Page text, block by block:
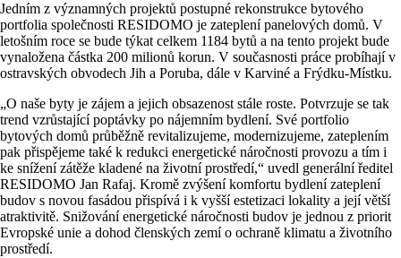
Jedním z významných projektů postupné rekonstrukce bytového
portfolia společnosti RESIDOMO je zateplení panelových domů. V
letošním roce se bude týkat celkem 1184 bytů a na tento projekt bude
vynaložena částka 200 milionů korun. V současnosti práce probíhají v
ostravských obvodech Jih a Poruba, dále v Karviné a Frýdku-Místku.
„O naše byty je zájem a jejich obsazenost stále roste. Potvrzuje se tak
trend vzrůstající poptávky po nájemním bydlení. Své portfolio
bytových domů průběžně revitalizujeme, modernizujeme, zateplením
pak přispějeme také k redukci energetické náročnosti provozu a tím i
ke snížení zátěže kladené na životní prostředí,“ uvedl generální ředitel
RESIDOMO Jan Rafaj. Kromě zvýšení komfortu bydlení zateplení
budov s novou fasádou přispívá i k vyšší estetizaci lokality a její větší
atraktivitě. Snižování energetické náročnosti budov je jednou z priorit
Evropské unie a dohod členských zemí o ochraně klimatu a životního
prostředí.